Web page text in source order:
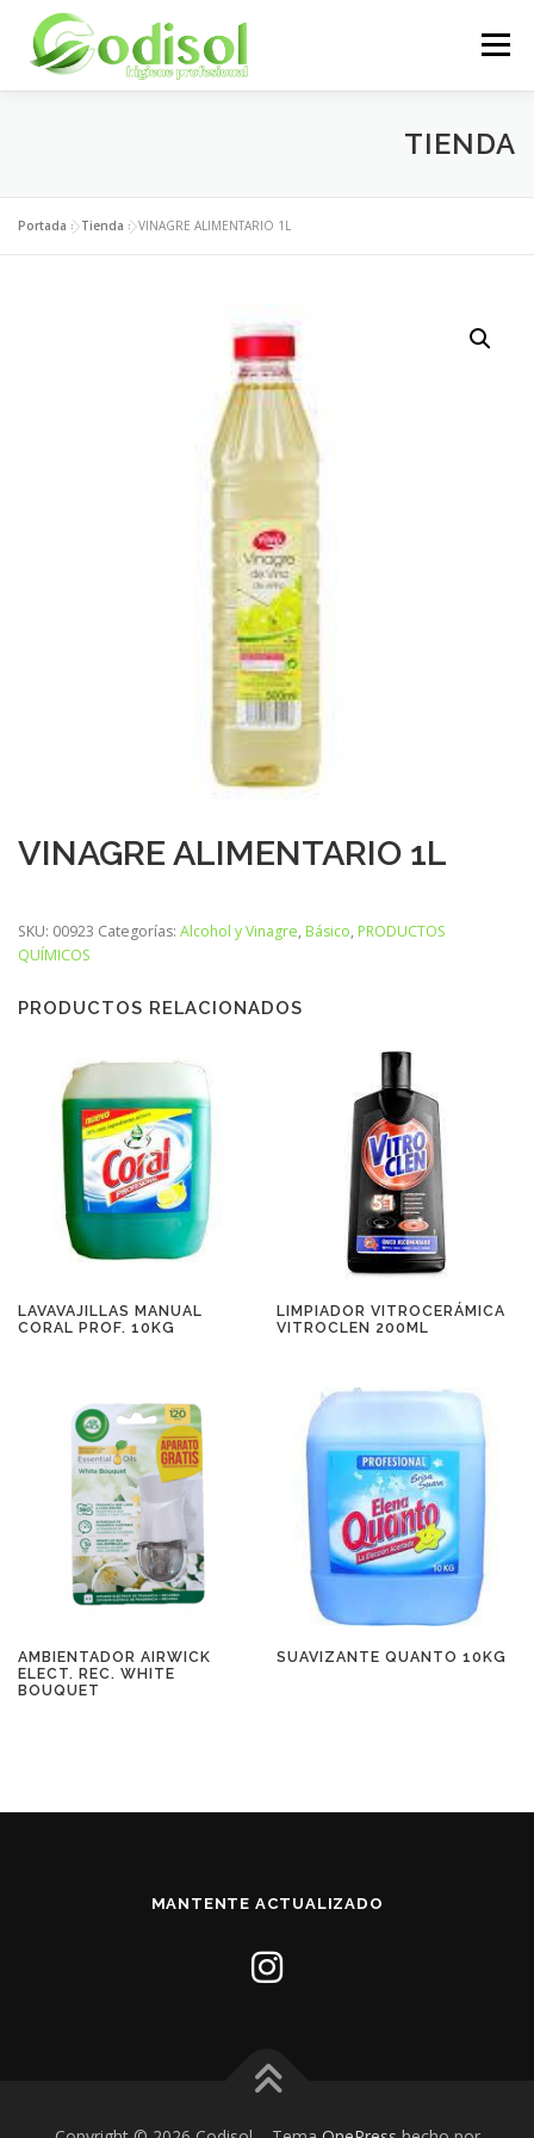
contenido
Menú
ÁREA CLIENTES CONTACTO
TIENDA
Portada »Tienda »VINAGRE ALIMENTARIO 1L
VINAGRE ALIMENTARIO 1L
SKU: 00923 Categorías: Alcohol y Vinagre, Básico, PRODUCTOS
QUÍMICOS
PRODUCTOS RELACIONADOS
LAVAVAJILLAS MANUAL
CORAL PROF. 10KG
LIMPIADOR VITROCERÁMICA
VITROCLEN 200ML
AMBIENTADOR AIRWICK
ELECT. REC. WHITE
BOUQUET
SUAVIZANTE QUANTO 10KG
MANTENTE ACTUALIZADO